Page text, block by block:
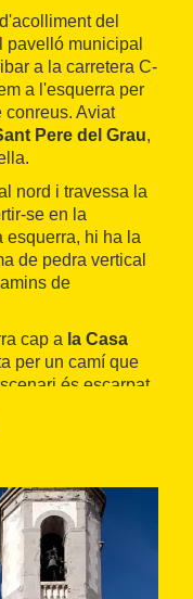
del
pavelló municipal
a la carretera C-
a l'esquerra per
conreus. Aviat
Pere del Grau,
nord i travessa la
se en la
esquerra, hi ha la
de pedra vertical
de
cap a la Casa
per un camí que
és escarpat,
del
amunt fins a trobar
càmping Riera de
del torrent arriba